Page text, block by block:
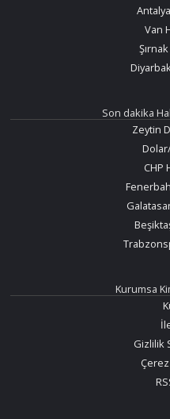
Van
Son dakika
Zeytin
CHP
Kurumsa
Gizlilik